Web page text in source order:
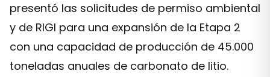
presentó las solicitudes de permiso ambiental
y de RIGI para una expansión de la Etapa 2
con una capacidad de producción de 45.000
toneladas anuales de carbonato de litio.